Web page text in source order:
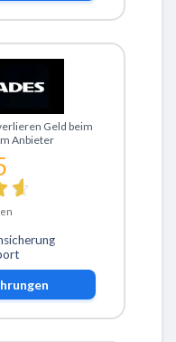
Geld beim
Anbieter